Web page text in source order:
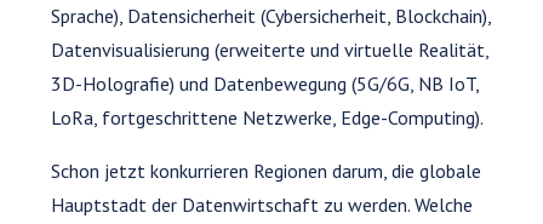
Sprache), Datensicherheit (Cybersicherheit, Blockchain),
Datenvisualisierung (erweiterte und virtuelle Realität,
3D-Holografie) und Datenbewegung (5G/6G, NB IoT,
LoRa, fortgeschrittene Netzwerke, Edge-Computing).
Schon jetzt konkurrieren Regionen darum, die globale
Hauptstadt der Datenwirtschaft zu werden. Welche